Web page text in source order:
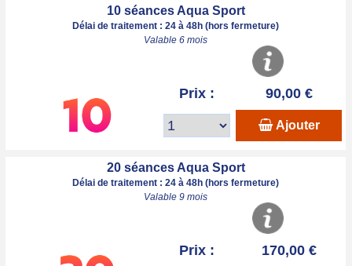
10 séances Aqua Sport
Délai de traitement : 24 à 48h (hors fermeture)
Valable 6 mois
Prix : 90,00 €
Ajouter
20 séances Aqua Sport
Délai de traitement : 24 à 48h (hors fermeture)
Valable 9 mois
Prix : 170,00 €